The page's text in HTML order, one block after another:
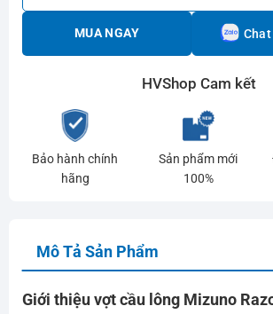
MUA NGAY
HVShop Cam kết
Bảo hành chính
hãng
Sản phẩm mới
100%
Mô Tả Sản Phẩm
Giới thiệu vợt cầu lông Mizuno